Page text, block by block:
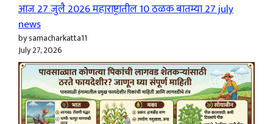
आज 27 जुलै 2026 महाराष्ट्रातील 10 ठळक बातम्या 27 july
news
by samacharkatta11
July 27, 2026